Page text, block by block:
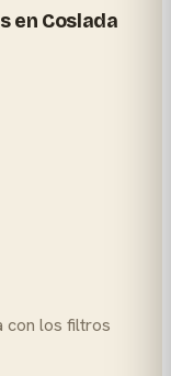
en Coslada
con los filtros